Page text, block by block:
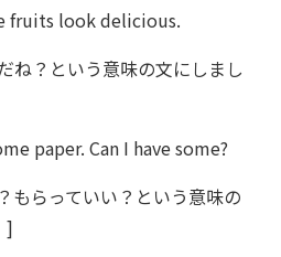
fruits look delicious.
ね？という意味の文にしまし
paper. Can I have some?
もらっていい？という意味の
]